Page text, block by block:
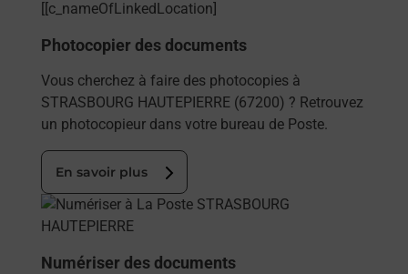
Photocopier des documents
Vous cherchez à faire des photocopies à
STRASBOURG HAUTEPIERRE (67200) ? Retrouvez
un photocopieur dans votre bureau de Poste.
En savoir plus
En savoir plus
Numériser des documents